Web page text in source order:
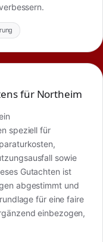
für Northeim
speziell für
sowie
Gutachten ist
abgestimmt und
für eine faire
einbezogen,